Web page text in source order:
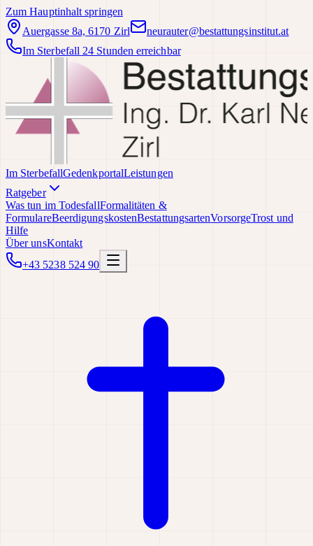
Zum Hauptinhalt springen
Auergasse 8a, 6170 Zirl
neurauter@bestattungsinstitut.at
Im Sterbefall 24 Stunden erreichbar
Im SterbefallGedenkportalLeistungen
Ratgeber
Was tun im TodesfallFormalitäten &
FormulareBeerdigungskostenBestattungsartenVorsorgeTrost und
Hilfe
Über unsKontakt
+43 5238 524 90